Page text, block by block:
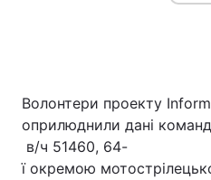
Головна
Україна
Волонтери проекту
оприлюднили дані
в/ч 51460, 64-
ї окремою